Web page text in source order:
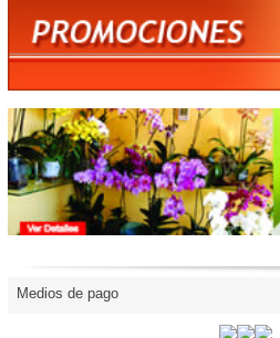
Medios de pago